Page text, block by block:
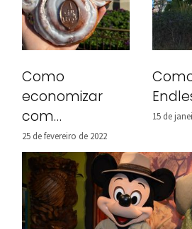
Como
economizar
com
alimentação
na Disney
25 de fevereiro de 2022
15 de